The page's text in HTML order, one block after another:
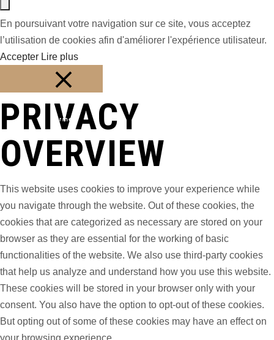
En poursuivant votre navigation sur ce site, vous acceptez
l’utilisation de cookies afin d'améliorer l'expérience utilisateur.
Accepter Lire plus
Fermer
PRIVACY
OVERVIEW
This website uses cookies to improve your experience while
you navigate through the website. Out of these cookies, the
cookies that are categorized as necessary are stored on your
browser as they are essential for the working of basic
functionalities of the website. We also use third-party cookies
that help us analyze and understand how you use this website.
These cookies will be stored in your browser only with your
consent. You also have the option to opt-out of these cookies.
But opting out of some of these cookies may have an effect on
your browsing experience.